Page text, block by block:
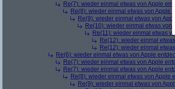
Re(7): wieder einmal etwas von Apple
Re(8): wieder einmal etwas von Apple
Re(9): wieder einmal etwas von
Re(10): wieder einmal etwas von
Re(11): wieder einmal etwas
Re(12): wieder einmal
Re(12): wieder einmal
Re(6): wieder einmal etwas von Apple
Re(7): wieder einmal etwas von Apple
Re(7): wieder einmal etwas von Apple
Re(8): wieder einmal etwas von Apple
Re(9): wieder einmal etwas von